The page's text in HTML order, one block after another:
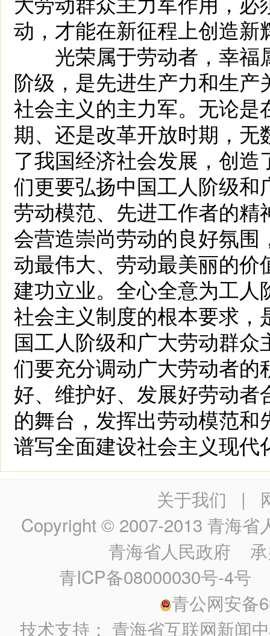
动，才能在新征程上创造新
光荣属于劳动者，幸福
阶级，是先进生产力和生
社会主义的主力军。无论
期、还是改革开放时期，
了我国经济社会发展，创
们更要弘扬中国工人阶级
劳动模范、先进工作者的
会营造崇尚劳动的良好氛
动最伟大、劳动最美丽的
建功立业。全心全意为工
社会主义制度的根本要求
国工人阶级和广大劳动群
们要充分调动广大劳动者
好、维护好、发展好劳动
的舞台，发挥出劳动模范
谱写全面建设社会主义现
关于我们 |
Copyright © 2007-2013 青海省
青海省人民政府 承
青ICP备08000030号-4号
青公网安备
技术支持：青海省互联网新闻